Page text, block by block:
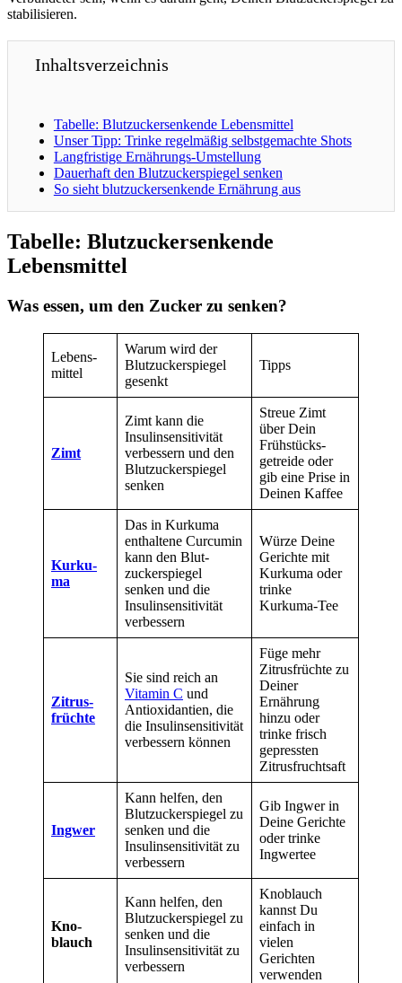
stabilisieren.
Inhaltsverzeichnis
Tabelle: Blutzucker­senkende Lebensmittel
Unser Tipp: Trinke regelmäßig selbstgemachte Shots
Langfristige Ernährungs-Umstellung
Dauerhaft den Blutzuckerspiegel senken
So sieht blutzuckersenkende Ernährung aus
Tabelle: Blutzucker­senkende
Lebensmittel
Was essen, um den Zucker zu senken?
Lebens­
mittel
Warum wird der
Blut­zucker­spiegel
gesenkt
Tipps
Zimt
Zimt kann die
Insulin­sensitivität
verbessern und den
Blut­zucker­spiegel
senken
Streue Zimt
über Dein
Frühstücks­
getreide oder
gib eine Prise in
Deinen Kaffee
Kurku­
ma
Das in Kurkuma
enthaltene Curcumin
kann den Blut­
zucker­spiegel
senken und die
Insulin­sensitivität
verbessern
Würze Deine
Gerichte mit
Kurkuma oder
trinke
Kurkuma-Tee
Zitrus­
früchte
Sie sind reich an
Vitamin C und
Antioxidantien, die
die Insulin­sensitivität
verbessern können
Füge mehr
Zitrus­früchte zu
Deiner
Ernährung
hinzu oder
trinke frisch
gepressten
Zitrus­fruchtsaft
Ingwer
Kann helfen, den
Blut­zucker­spiegel zu
senken und die
Insulin­sensitivität zu
verbessern
Gib Ingwer in
Deine Gerichte
oder trinke
Ingwertee
Kno­
blauch
Kann helfen, den
Blut­zucker­spiegel zu
senken und die
Insulin­sensitivität zu
verbessern
Kno­blauch
kannst Du
einfach in
vielen
Gerichten
verwenden